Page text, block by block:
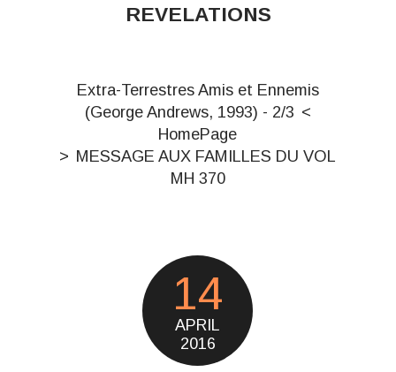
REVELATIONS
Extra-Terrestres Amis et Ennemis
(George Andrews, 1993) - 2/3
HomePage
MESSAGE AUX FAMILLES DU VOL
MH 370
14
APRIL
2016